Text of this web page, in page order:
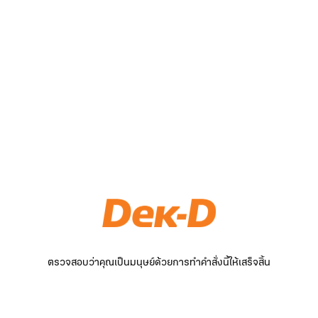
ตรวจสอบว่าคุณเป็นมนุษย์ด้วยการทำคำสั่งนี้ให้เสร็จสิ้น